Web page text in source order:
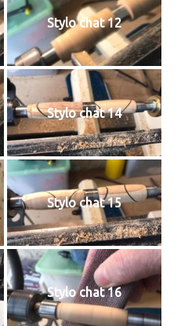
Stylo chat 12
Stylo chat 14
Stylo chat 15
Stylo chat 16